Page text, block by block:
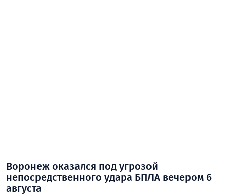
Воронеж оказался под угрозой
непосредственного удара БПЛА вечером 6
августа